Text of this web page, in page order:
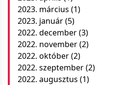
2023. március (1)
2023. január(5)
2022. december(3)
2022. november(2)
2022. október(2)
2022. szeptember(2)
2022. augusztus (1)